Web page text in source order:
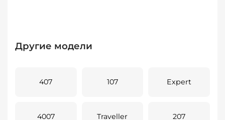
Другие модели
407 107 Expert
4007 Traveller 207